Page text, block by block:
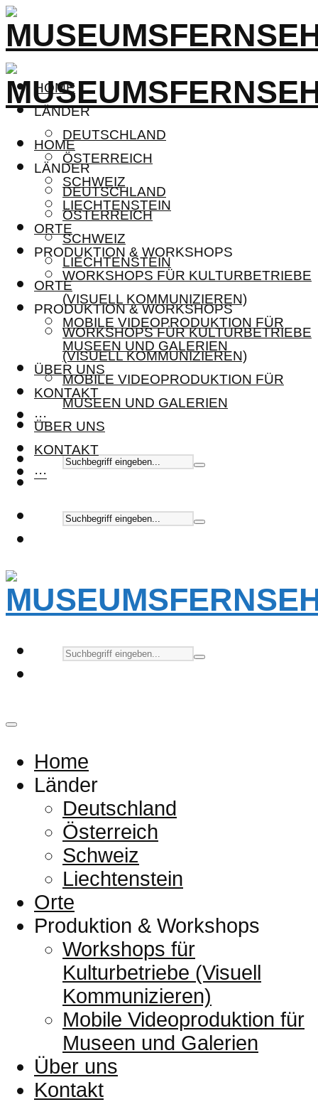
HOME
LÄNDER
DEUTSCHLAND
ÖSTERREICH
SCHWEIZ
LIECHTENSTEIN
ORTE
PRODUKTION & WORKSHOPS
WORKSHOPS FÜR KULTURBETRIEBE
(VISUELL KOMMUNIZIEREN)
MOBILE VIDEOPRODUKTION FÜR
MUSEEN UND GALERIEN
ÜBER UNS
KONTAKT
···
HOME
LÄNDER
DEUTSCHLAND
ÖSTERREICH
SCHWEIZ
LIECHTENSTEIN
ORTE
PRODUKTION & WORKSHOPS
WORKSHOPS FÜR KULTURBETRIEBE
(VISUELL KOMMUNIZIEREN)
MOBILE VIDEOPRODUKTION FÜR
MUSEEN UND GALERIEN
ÜBER UNS
KONTAKT
···
Home
Länder
Deutschland
Österreich
Schweiz
Liechtenstein
Orte
Produktion & Workshops
Workshops für
Kulturbetriebe (Visuell
Kommunizieren)
Mobile Videoproduktion für
Museen und Galerien
Über uns
Kontakt